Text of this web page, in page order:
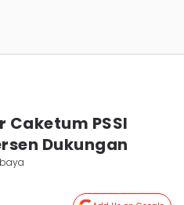
PSSI
Dukungan